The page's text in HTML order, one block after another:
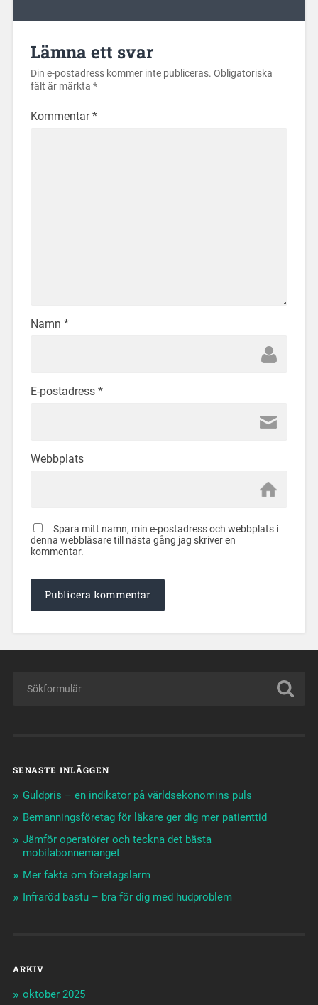
Lämna ett svar
Din e-postadress kommer inte publiceras. Obligatoriska
fält är märkta *
Kommentar*
Namn *
E-postadress *
Webbplats
Spara mitt namn, min e-postadress och webbplats i
denna webbläsare till nästa gång jag skriver en
kommentar.
SENASTE INLÄGGEN
Guldpris – en indikator på världsekonomins puls
Bemanningsföretag för läkare ger dig mer patienttid
Jämför operatörer och teckna det bästa
mobilabonnemanget
Mer fakta om företagslarm
Infraröd bastu – bra för dig med hudproblem
ARKIV
oktober 2025